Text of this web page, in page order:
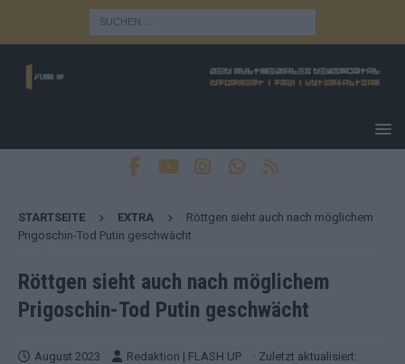
STARTSEITE EXTRA
Röttgen sieht auch nach möglichem
Prigoschin-Tod Putin geschwächt
Röttgen sieht auch nach möglichem
Prigoschin-Tod Putin geschwächt
August 2023 Redaktion | FLASH UP
· Zuletzt aktualisiert: